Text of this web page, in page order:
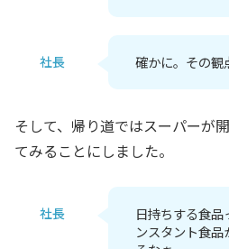
社長 確かに。その観
そして、帰り道ではスーパーが
てみることにしました。
社長
日持ちする食品
ンスタント食